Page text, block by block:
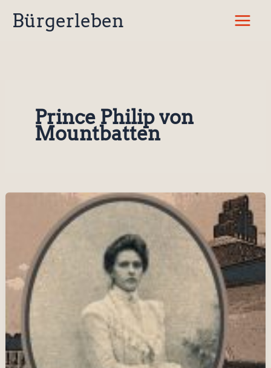
InhaltBürgerleben
Prince Philip von
Mountbatten